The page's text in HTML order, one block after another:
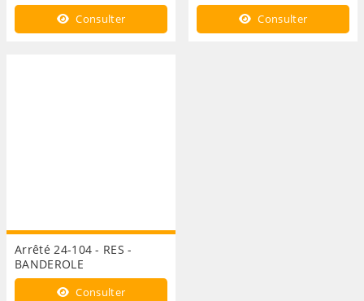
Consulter Consulter
Arrêté 24-104 - RES -
BANDEROLE
Consulter